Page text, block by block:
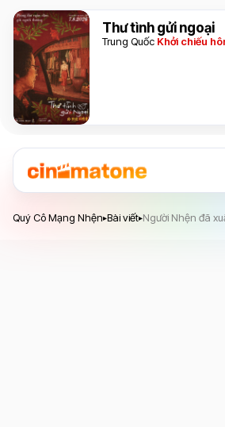
Thư tình gửi ngoại
Trung Quốc Khởi chiếu
Quý Cô Mạng Nhện▸Bài viết▸Người Nhện đã